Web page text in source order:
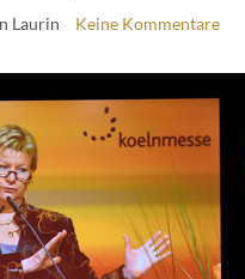
Laurin Keine Kommentare